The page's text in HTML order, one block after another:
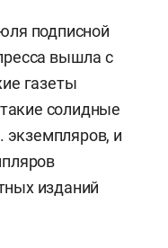
подписной
вышла с
газеты
солидные
экземпляров, и
изданий